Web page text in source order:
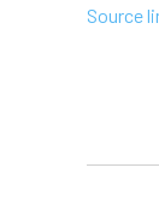
Source